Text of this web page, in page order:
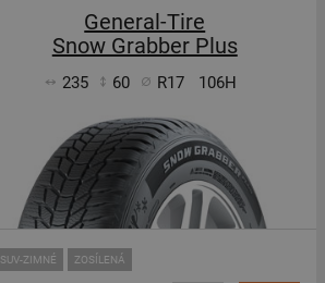
General-Tire
Snow Grabber Plus
235 60 R17 106H
SUV-ZIMNÉ ZOSÍLENÁ